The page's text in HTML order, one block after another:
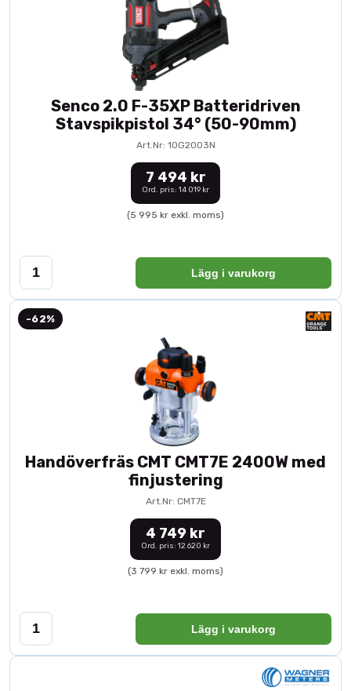
Senco 2.0 F-35XP Batteridriven
Stavspikpistol 34° (50-90mm)
Art.Nr: 10G2003N
7 494 kr
Ord. pris: 14 019 kr
(5 995 kr exkl. moms)
Lägg i varukorg
-62%
Handöverfräs CMT CMT7E 2400W med
finjustering
Art.Nr: CMT7E
4 749 kr
Ord. pris: 12 620 kr
(3 799 kr exkl. moms)
Lägg i varukorg